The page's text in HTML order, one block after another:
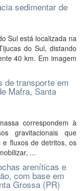
sedimentar de
Sul está localizada na
do Sul, distando
40 km. Em imagem
de transporte em
Mafra, Santa
correspondem à
gravitacionais que
e fluxos de detritos, os
...
areníticas e
com base em
Grossa (PR)